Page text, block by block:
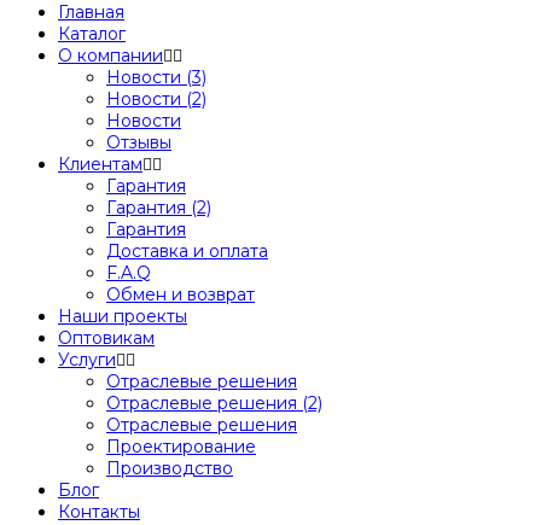
Главная
Каталог
О компании
Новости (3)
Новости (2)
Новости
Отзывы
Клиентам
Гарантия
Гарантия (2)
Гарантия
Доставка и оплата
F.A.Q
Обмен и возврат
Наши проекты
Оптовикам
Услуги
Отраслевые решения
Отраслевые решения (2)
Отраслевые решения
Проектирование
Производство
Блог
Контакты